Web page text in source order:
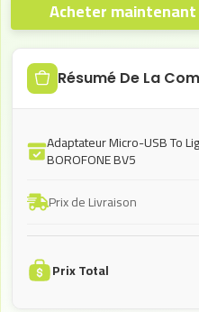
Acheter maintenant
Résumé De La
Adaptateur Micro-USB To
BOROFONE BV5
Prix de Livraison
Prix Total